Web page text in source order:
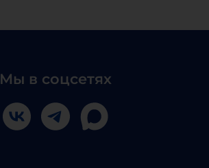
Мы в соцсетях